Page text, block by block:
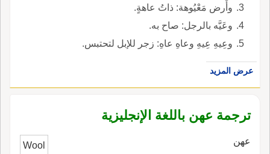
وأَرض مَعْيُوهة: ذاتُ عاهةٍ.
وعَيَّه بالرجل: صاح به.
وعِيهِ عِيهِ وعاهِ عاهِ: زجر للإبل لتحتبس.
عرض المزيد
ترجمة عهن باللغة الإنجليزية
عهن Wool